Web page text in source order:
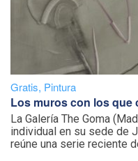
Gratis, Pintura
Los muros con los que
La Galería The Goma
individual en su sede de
reúne una serie reciente